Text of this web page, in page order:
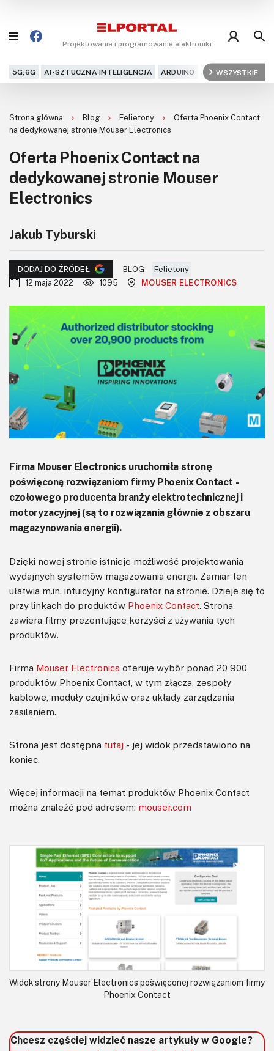
Projektowanie i programowanie elektroniki
5G,6G AI-SZTUCZNA INTELIGENCJA ARDUINO ARM AUDIO
WSZYSTKIE
Projekty
Kursy
DIY+
KITy AVT
Kontakt
Newsletter
Magazyny
Archiwum
Do pobrania
Strona główna Blog Felietony
Oferta Phoenix Contact
na dedykowanej stronie Mouser Electronics
Oferta Phoenix Contact na
dedykowanej stronie Mouser
Electronics
Jakub Tyburski
DODAJ DO ŹRÓDEŁ BLOG
Felietony
12 maja 2022
1095 MOUSER ELECTRONICS
Firma Mouser Electronics uruchomiła stronę
poświęconą rozwiązaniom firmy Phoenix Contact -
czołowego producenta branży elektrotechnicznej i
motoryzacyjnej (są to rozwiązania głównie z obszaru
magazynowania energii).
Dzięki nowej stronie istnieje możliwość projektowania
wydajnych systemów magazowania energii. Zamiar ten
ułatwia m.in. intuicyjny konfigurator na stronie. Dzieje się to
przy linkach do produktów Phoenix Contact. Strona
zawiera filmy prezentujące korzyści z używania tych
produktów.
Firma Mouser Electronics oferuje wybór ponad 20 900
produktów Phoenix Contact, w tym złącza, zespoły
kablowe, moduły czujników oraz układy zarządzania
zasilaniem.
Strona jest dostępna tutaj - jej widok przedstawiono na
koniec.
Więcej informacji na temat produktów Phoenix Contact
można znaleźć pod adresem: mouser.com
Widok strony Mouser Electronics poświęconej rozwiązaniom firmy
Phoenix Contact
Chcesz częściej widzieć nasze artykuły w Google?